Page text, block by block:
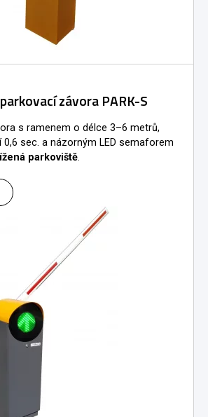
závora PARK-S
s ramenem o délce 3–6 metrů,
sec. a názorným LED semaforem
parkoviště.